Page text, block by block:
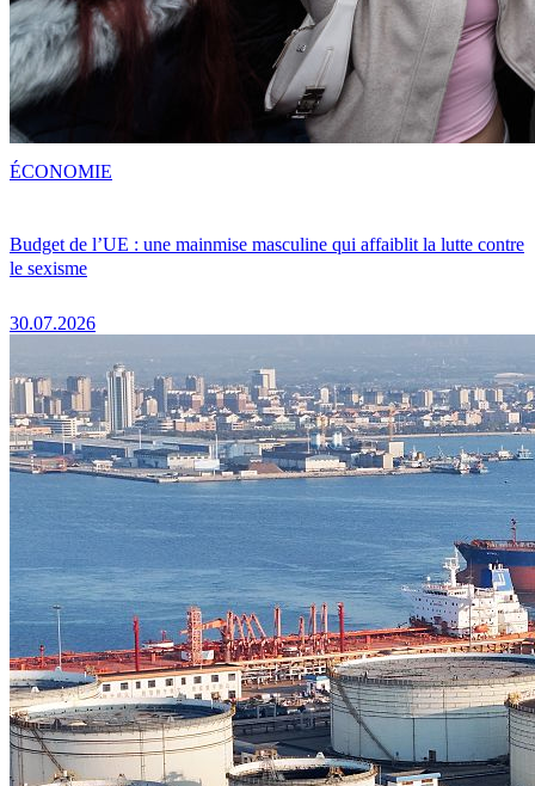
Budget de l’UE : une mainmise masculine qui affaiblit la lutte contre
le sexisme
30.07.2026
ÉCONOMIE